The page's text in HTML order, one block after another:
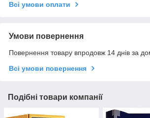
Всі умови оплати
Умови повернення
Повернення товару впродовж 14 днів за
Всі умови повернення
Подібні товари компанії